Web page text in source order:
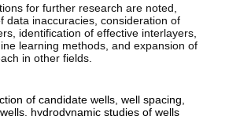
for further research are noted,
data inaccuracies, consideration of
identification of effective interlayers,
learning methods, and expansion of
in other fields.
of candidate wells ,well spacing
hydrodynamic studies of wells